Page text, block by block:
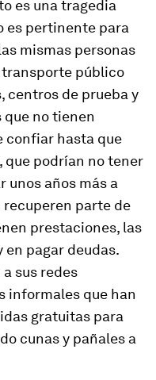
es una tragedia
es pertinente para
mismas personas
público
centros de prueba y
que no tienen
confiar hasta que
que podrían no tener
unos años más a
parte de
prestaciones, las
pagar deudas.
sus redes
informales que han
gratuitas para
cunas y pañales a